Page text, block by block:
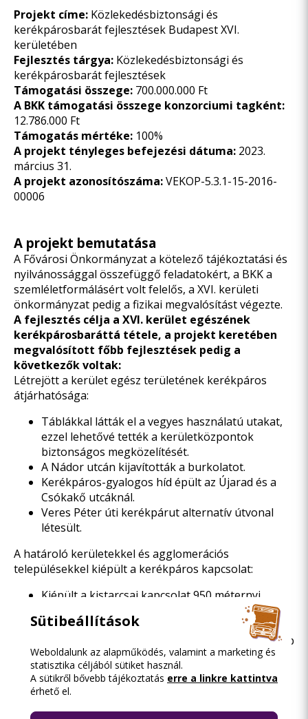
Projekt címe: Közlekedésbiztonsági és
kerékpárosbarát fejlesztések Budapest XVI.
kerületében
Fejlesztés tárgya: Közlekedésbiztonsági és
kerékpárosbarát fejlesztések
Támogatási összege: 700.000.000 Ft
A BKK támogatási összege konzorciumi tagként:
12.786.000 Ft
Támogatás mértéke: 100%
A projekt tényleges befejezési dátuma: 2023.
március 31.
A projekt azonosítószáma:VEKOP-5.3.1-15-2016-
00006
A projekt bemutatása
A Fővárosi Önkormányzat a kötelező tájékoztatási és
nyilvánossággal összefüggő feladatokért, a BKK a
szemléletformálásért volt felelős, a XVI. kerületi
önkormányzat pedig a fizikai megvalósítást végezte.
A fejlesztés célja a XVI. kerület egészének
kerékpárosbaráttá tétele, a projekt keretében
megvalósított főbb fejlesztések pedig a
következők voltak:
Létrejött a kerület egész területének kerékpáros
átjárhatósága:
Táblákkal látták el a vegyes használatú utakat,
ezzel lehetővé tették a kerületközpontok
biztonságos megközelítését.
A Nádor utcán kijavították a burkolatot.
Kerékpáros-gyalogos híd épült az Újarad és a
Csókakő utcáknál.
Veres Péter úti kerékpárut alternatív útvonal
létesült.
A határoló kerületekkel és agglomerációs
településekkel kiépült a kerékpáros kapcsolat:
Kiépült a kistarcsai kapcsolat 950 méternyi
kerékpárút kivitelezésével az M0-s hídon
kialakított nyomvonalon.
A kerületi Naplás út, ezzel a környék legnagyobb
szabadidős területe elérhető lett. A nagytarcsai
összekötés lehetősége, az 1204 méter hosszú,
Nógrádverőce úti kerékpárút kiépítésével
Sütibeállítások
Weboldalunk az alapműködés, valamint a marketing és
statisztika céljából sütiket használ.
A sütikről bővebb tájékoztatás erre a linkre kattintva
érhető el.